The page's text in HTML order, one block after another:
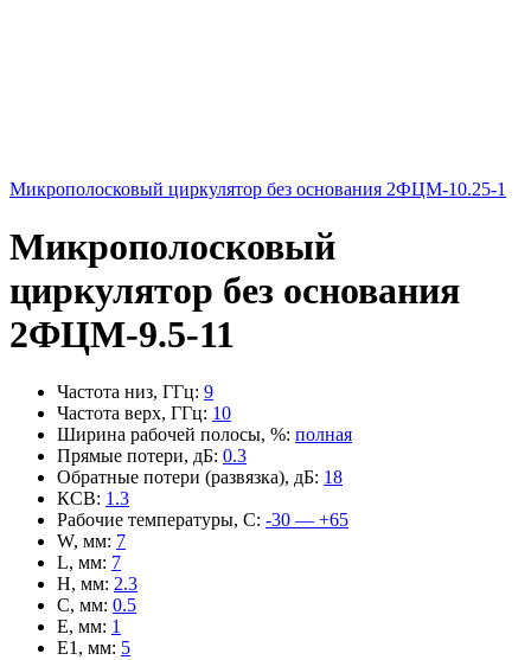
Микрополосковый циркулятор без основания 2ФЦМ-10.25-1
Микрополосковый
циркулятор без основания
2ФЦМ-9.5-11
Частота низ, ГГц: 9
Частота верх, ГГц: 10
Ширина рабочей полосы, %: полная
Прямые потери, дБ: 0.3
Обратные потери (развязка), дБ: 18
КСВ: 1.3
Рабочие температуры, С: -30 — +65
W, мм: 7
L, мм: 7
H, мм: 2.3
C, мм: 0.5
E, мм: 1
E1, мм: 5